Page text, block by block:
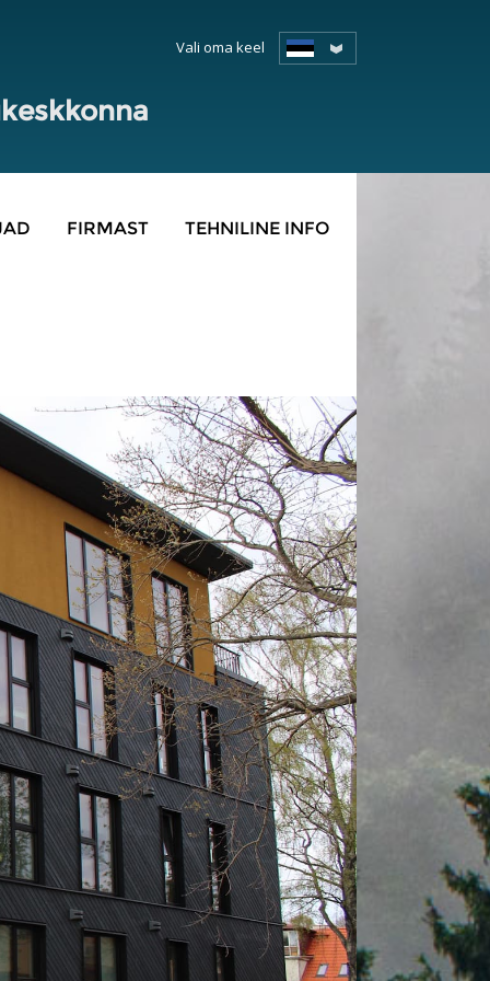
Vali oma keel
FIRMAST TEHNILINE INFO